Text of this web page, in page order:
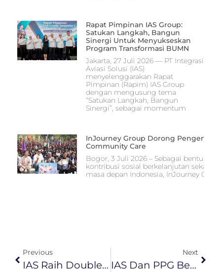
Rapat Pimpinan IAS Group:
Satukan Langkah, Bangun
Sinergi Untuk Menyukseskan
Program Transformasi BUMN
Jakarta, 27 Juli 2026 — PT Integrasi
Aviasi Solusi (IAS)
menyelenggarakan Rapat
Pimpinan (Rapim) IAS Group
dengan mengusung tema
“Satukan Langkah, Bangun
Sinergi”, sebagai momentum
InJourney Group Dorong
Community Care
Bogor, 3 Juli 2026 – Sebagai bentuk
kontribusi sosial berkelanjutan
masa depan Indonesia, InJourney
Previous
IAS Raih Double Winner Sebagai “The Most Promising Company In Strategic Marketing & CMO OF THE YEAR” Dalam Penganugerahan BUMN Entrepreneurial Marketing Awards 2024
Next
IAS Dan PPG Berkolaborasi Tingkatkan Layanan Lounge Di Bandara Dengan Taraf Internasional